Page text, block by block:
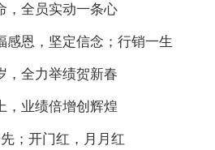
，全员实动一条心
感恩，坚定信念；行销一生
，全力举绩贺新春
，业绩倍增创辉煌
；开门红，月月红